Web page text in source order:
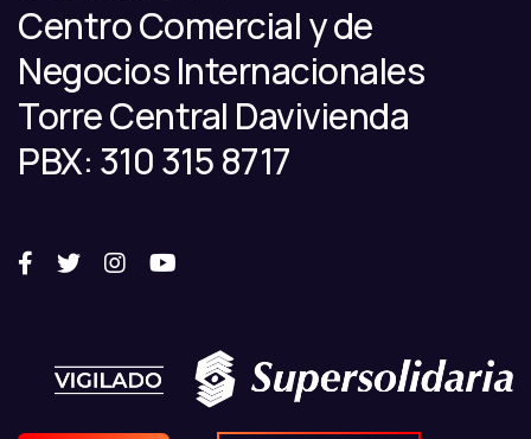
Centro Comercial y de
Negocios Internacionales
Torre Central Davivienda
PBX: 310 315 8717